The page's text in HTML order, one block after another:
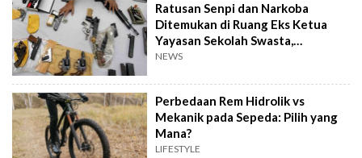
Ratusan Senpi dan Narkoba
Ditemukan di Ruang Eks Ketua
Yayasan Sekolah Swasta,
Pengelola Buka Suara
NEWS
Perbedaan Rem Hidrolik vs
Mekanik pada Sepeda: Pilih yang
Mana?
LIFESTYLE